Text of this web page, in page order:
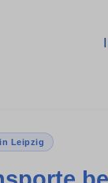
Leipzig